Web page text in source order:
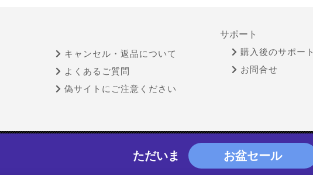
キャンセル・返品について
よくあるご質問
偽サイトにご注意ください
サポート
購入後のサポート
お問合せ
サ
Copyright © YAMADA-DENKI Co., Ltd. All rights
ただいま お盆セール